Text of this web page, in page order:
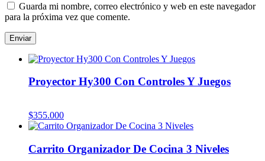
Guarda mi nombre, correo electrónico y web en este navegador
para la próxima vez que comente.
Proyector Hy300 Con Controles Y Juegos
$355.000
Carrito Organizador De Cocina 3 Niveles